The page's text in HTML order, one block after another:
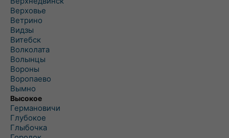
Верховье
Ветрино
Видзы
Витебск
Волколата
Волынцы
Вороны
Воропаево
Вымно
Высокое
Германовичи
Глубокое
Глыбочка